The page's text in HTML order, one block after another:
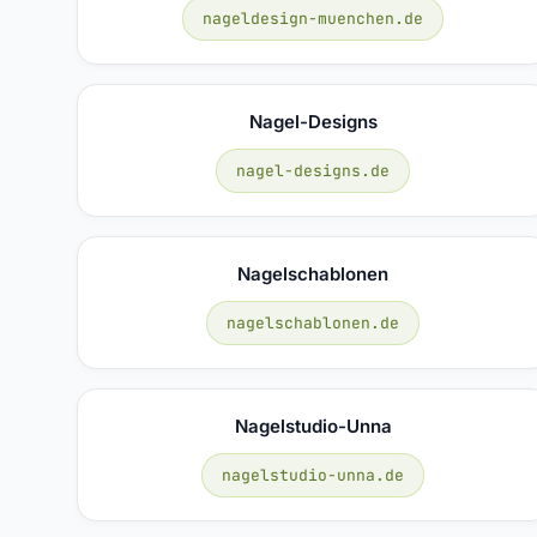
nageldesign-muenchen.de
Nagel-Designs
nagel-designs.de
Nagelschablonen
nagelschablonen.de
Nagelstudio-Unna
nagelstudio-unna.de